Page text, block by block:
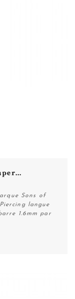
Sons of
langue
1.6mm par